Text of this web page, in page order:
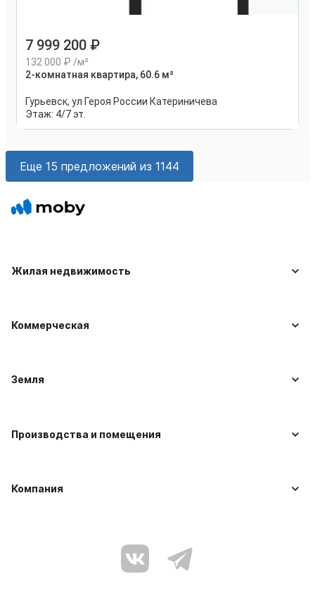
7 999 200
132 000
/м²
2-комнатная квартира, 60.6 м²
Гурьевск, ул Героя России Катериничева
Этаж: 4/7 эт.
Еще 15 предложений из 1144
Жилая недвижимость
Коммерческая
Земля
Производства и помещения
Компания